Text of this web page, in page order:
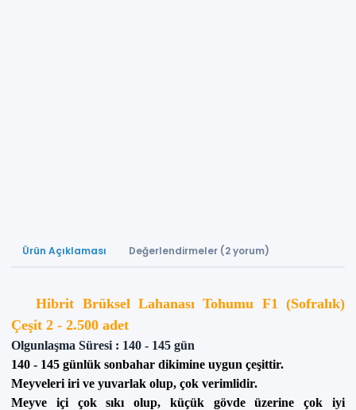
Ürün Açıklaması Değerlendirmeler (2 yorum)
Hibrit Brüksel Lahanası Tohumu F1 (Sofralık)
Çeşit 2 - 2.500 adet
Olgunlaşma Süresi : 140 - 145 gün
140 - 145 günlük sonbahar dikimine uygun çeşittir.
Meyveleri iri ve yuvarlak olup, çok verimlidir.
Meyve içi çok sıkı olup, küçük gövde üzerine çok iyi